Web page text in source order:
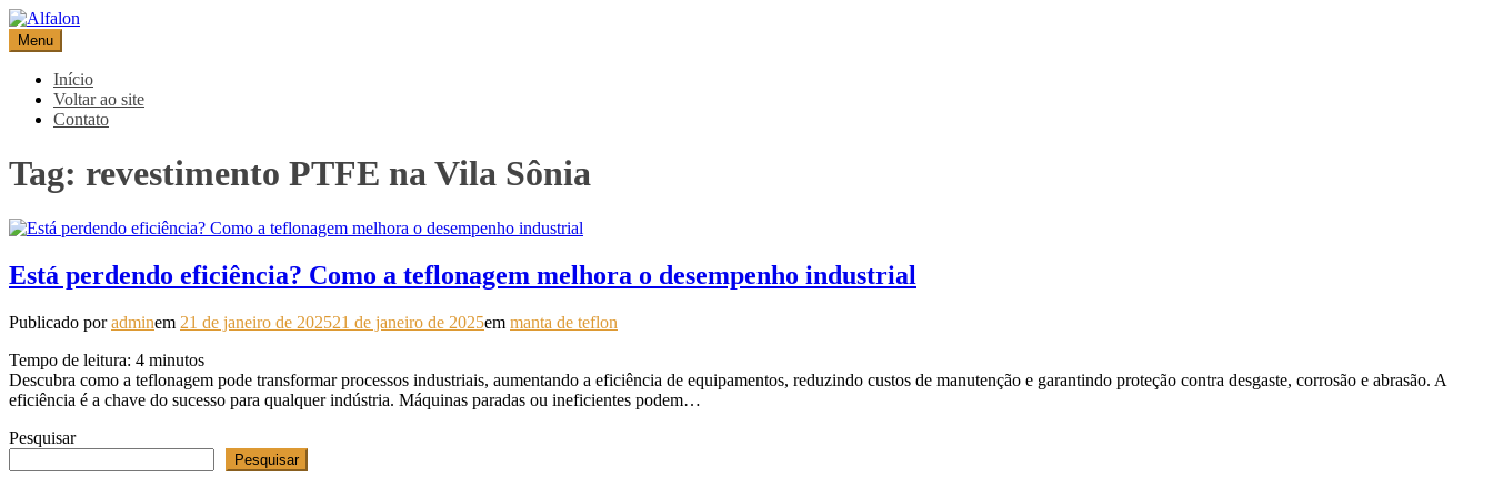
Pular
para
o
conteúdo
Alfalon
comércio e serviços pertinentes aos produtos de embalagens
Menu
Início
Voltar ao site
Contato
Tag: revestimento PTFE na Vila Sônia
Está perdendo eficiência? Como a teflonagem melhora o desempenho industrial
Publicado poradminem 21 de janeiro de 202521 de janeiro de 2025em manta de teflon
Tempo de leitura: 4 minutos
Descubra como a teflonagem pode transformar processos industriais, aumentando a eficiência de equipamentos, reduzindo custos de manutenção e garantindo proteção contra desgaste, corrosão e abrasão. A
eficiência é a chave do sucesso para qualquer indústria. Máquinas paradas ou ineficientes podem…
Pesquisar
Pesquisar